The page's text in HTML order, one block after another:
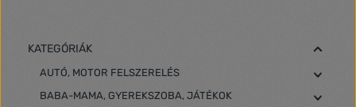
KATEGÓRIÁK
AUTÓ, MOTOR FELSZERELÉS
BABA-MAMA, GYEREKSZOBA, JÁTÉKOK